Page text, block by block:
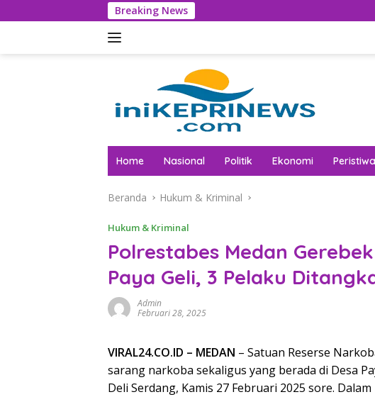
ke
Breaking News Ini
Home Nasional Politik Ekonomi Peristiwa
Beranda Hukum & Kriminal
Hukum & Kriminal
Polrestabes Medan
Paya Geli, 3 Pelaku
Admin
Februari 28, 2025
VIRAL24.CO.ID – MEDAN – Satuan Reserse
sarang narkoba sekaligus yang berada di Desa
Deli Serdang, Kamis 27 Februari 2025 sore.